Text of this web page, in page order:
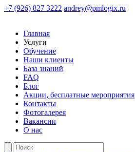
+7 (926) 827 3222 andrey@pmlogix.ru
Главная
Услуги
Обучение
Наши клиенты
База знаний
FAQ
Блог
Акции, бесплатные мероприятия
Контакты
Фотогалерея
Вакансии
О нас